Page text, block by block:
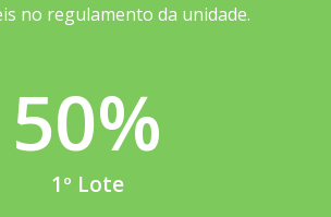
no regulamento da unidade.
1º Lote
50%